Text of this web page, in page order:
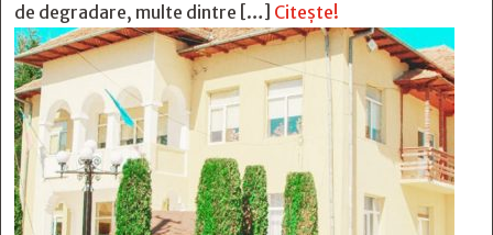
de degradare, multe dintre […] Citește!